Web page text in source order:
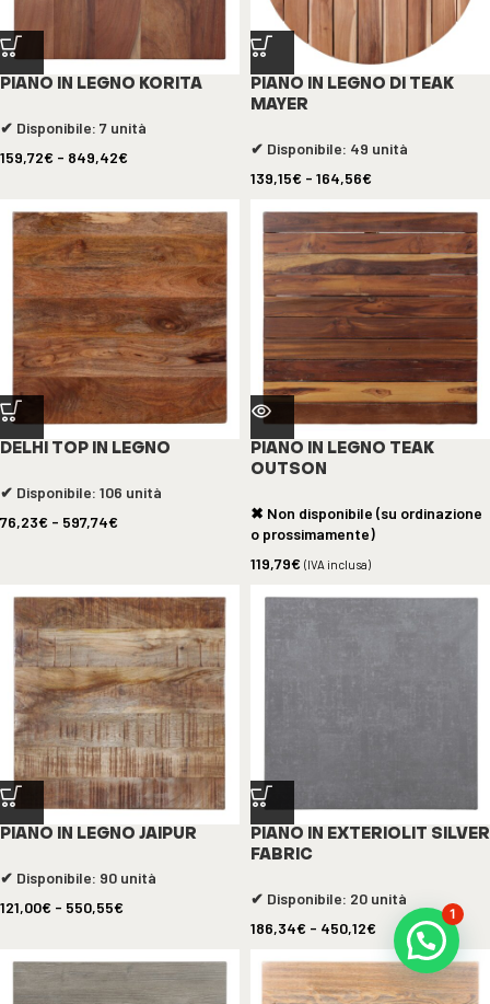
PIANO IN LEGNO KORITA
✔ Disponibile: 7 unità
159,72€ - 849,42€
PIANO IN LEGNO DI TEAK
MAYER
✔ Disponibile: 49 unità
139,15€ - 164,56€
DELHI TOP IN LEGNO
✔ Disponibile: 106 unità
76,23€ - 597,74€
PIANO IN LEGNO TEAK
OUTSON
✖ Non disponibile (su ordinazione
o prossimamente)
119,79€ (IVA inclusa)
PIANO IN LEGNO JAIPUR
✔ Disponibile: 90 unità
121,00€ - 550,55€
PIANO IN EXTERIOLIT SILVER
FABRIC
✔ Disponibile: 20 unità
186,34€ - 450,12€
1